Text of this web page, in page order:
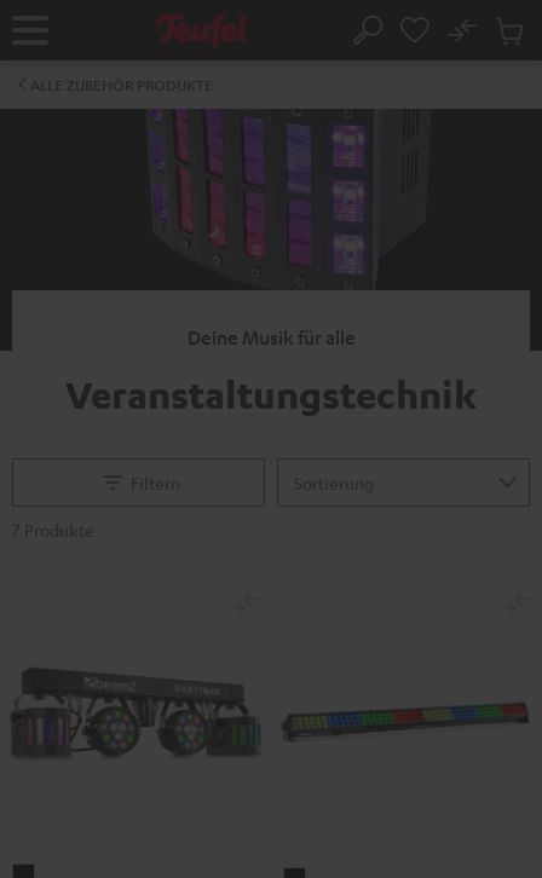
Startseite Suche
No
Deine Musik für alle
Veranstaltungstechnik